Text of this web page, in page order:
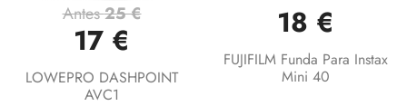
Antes25 €
17 €
LOWEPRO DASHPOINT
AVC1
18 €
FUJIFILM Funda Para Instax
Mini 40